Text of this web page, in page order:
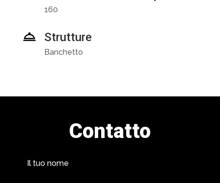
160
Strutture
Banchetto
Contatto
Il tuo nome